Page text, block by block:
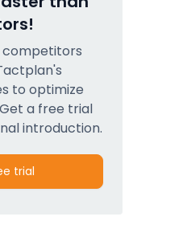
competitors
to optimize
a free trial
introduction.
trial